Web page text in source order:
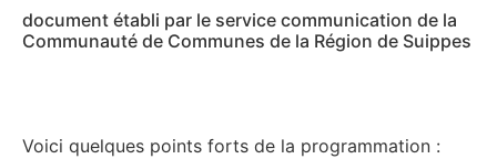
document établi par le service communication de la
Communauté de Communes de la Région de Suippes
Voici quelques points forts de la programmation :